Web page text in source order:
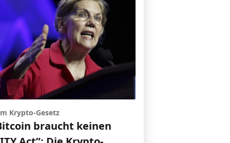
Krypto-Gesetz
braucht keinen